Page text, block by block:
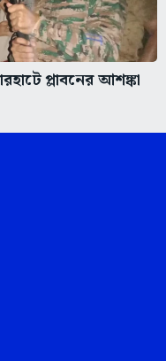
প্লাবনের আশঙ্কা